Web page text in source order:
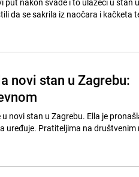
da se sakrila iz naočara i kačketa
novi stan u Zagrebu:
novi stan u Zagrebu. Ella je
uređuje. Pratiteljima na društvenim